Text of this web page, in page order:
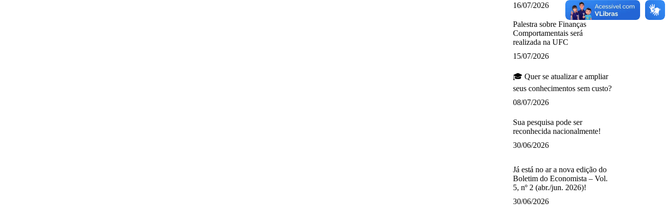
16/07/2026
Palestra sobre Finanças
Comportamentais será
realizada na UFC
15/07/2026
🎓 Quer se atualizar e ampliar
seus conhecimentos sem custo?
08/07/2026
Sua pesquisa pode ser
reconhecida nacionalmente!
30/06/2026
Já está no ar a nova edição do
Boletim do Economista – Vol.
5, nº 2 (abr./jun. 2026)!
30/06/2026